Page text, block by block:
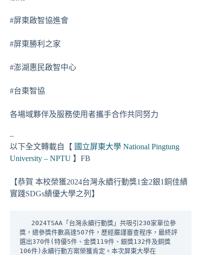
#屏東啟智協進會
#屏東勝利之家
#澎湖惠民啟智中心
#台東智協
各場域夥伴及服務使用者攜手合作共同努力
–
以下全文轉載自【 國立屏東大學 National Pingtung
University – NPTU 】FB
【恭賀 本校榮獲2024台灣永續行動獎1金2銀1銅佳績
實踐SDGs績優大學之列】
獎，總參獎件數高達507件，歷經嚴謹審查程序，最終評
選出370件(特優5件、金獎119件、銀獎132件及銅獎
106件)永續行動方案榮獲肯定。本次屏東大學在